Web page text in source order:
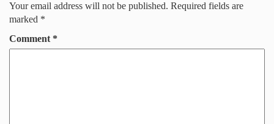
Your email address will not be published. Required fields are
marked *
Comment *